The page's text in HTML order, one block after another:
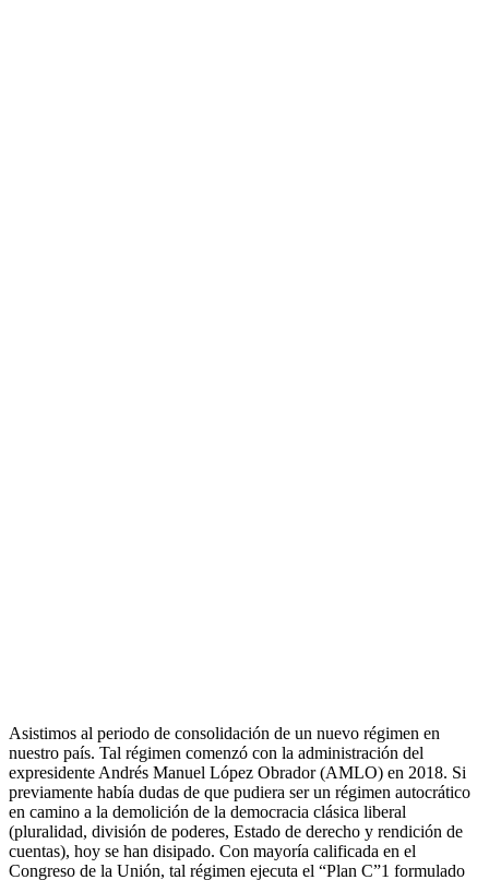
Asistimos al periodo de consolidación de un nuevo régimen en
nuestro país. Tal régimen comenzó con la administración del
expresidente Andrés Manuel López Obrador (AMLO) en 2018. Si
previamente había dudas de que pudiera ser un régimen autocrático
en camino a la demolición de la democracia clásica liberal
(pluralidad, división de poderes, Estado de derecho y rendición de
cuentas), hoy se han disipado. Con mayoría calificada en el
Congreso de la Unión, tal régimen ejecuta el “Plan C”1 formulado